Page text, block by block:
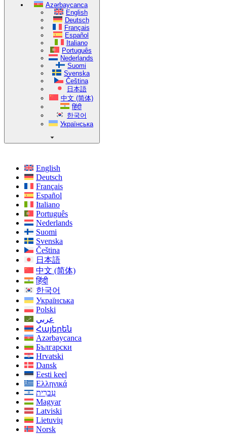
Azərbaycanca
English
Deutsch
Français
Español
Italiano
Português
Nederlands
Suomi
Svenska
Čeština
日本語
中文 (简体)
हिंदी
한국어
Українська
English
Deutsch
Français
Español
Italiano
Português
Nederlands
Suomi
Svenska
Čeština
日本語
中文 (简体)
हिंदी
한국어
Українська
Polski
عربي
Հայերեն
Azərbaycanca
Български
Hrvatski
Dansk
Eesti keel
Ελληνικά
עִברִית
Magyar
Latviski
Lietuvių
Norsk